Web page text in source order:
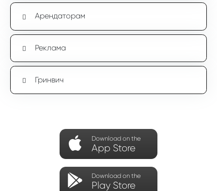
Арендаторам
Реклама
Гринвич
Download on the
App Store
Download on the
Play Store